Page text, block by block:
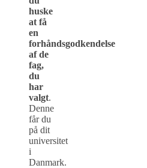
huske
at få
en
forhåndsgodkendelse
af de
fag,
du
har
valgt.
Denne
får du
på dit
universitet
i
Danmark.